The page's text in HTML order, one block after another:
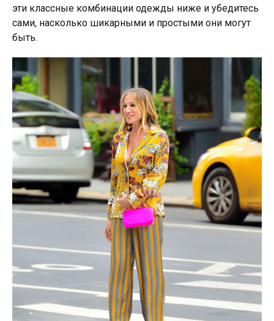
эти классные комбинации одежды ниже и убедитесь
сами, насколько шикарными и простыми они могут
быть.